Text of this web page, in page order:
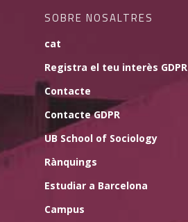
SOBRE NOSALTRES
cat
Registra el teu interès GDPR
Contacte
Contacte GDPR
UB School of Sociology
Rànquings
Estudiar a Barcelona
Campus